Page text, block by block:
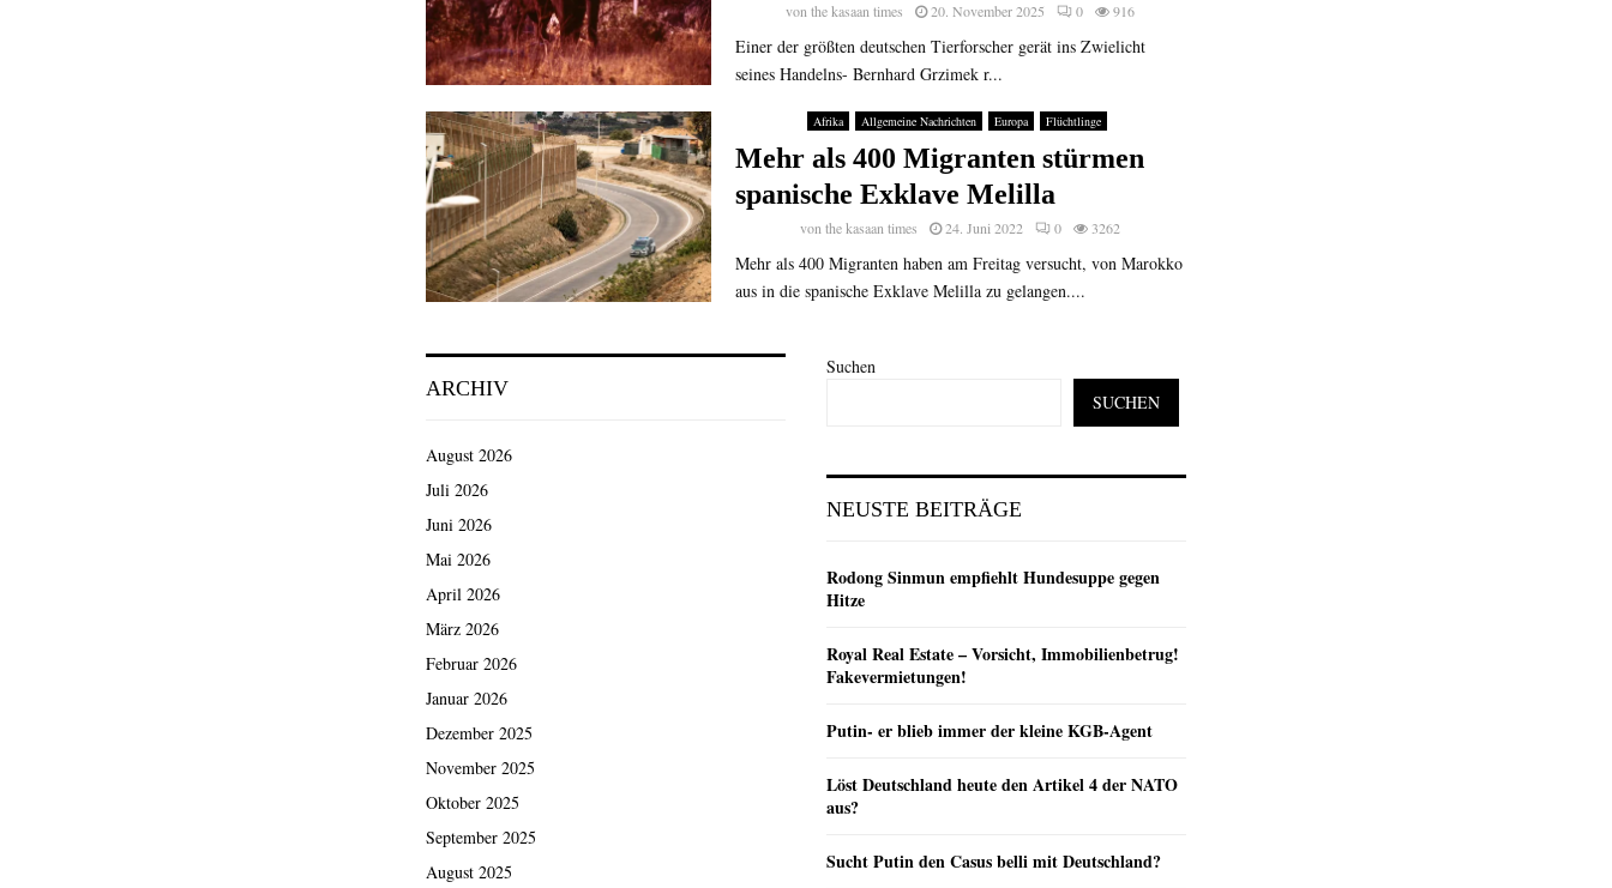
vonthe kasaan times 20. November 2025 0 916
Einer der größten deutschen Tierforscher gerät ins Zwielicht
seines Handelns- Bernhard Grzimek r...
Afrika Allgemeine Nachrichten Europa Flüchtlinge
Mehr als 400 Migranten stürmen
spanische Exklave Melilla
vonthe kasaan times 24. Juni 2022 0 3262
Mehr als 400 Migranten haben am Freitag versucht, von Marokko
aus in die spanische Exklave Melilla zu gelangen....
ARCHIV
August 2026
Juli 2026
Juni 2026
Mai 2026
April 2026
März 2026
Februar 2026
Januar 2026
Dezember 2025
November 2025
Oktober 2025
September 2025
August 2025
Suchen
SUCHEN
NEUSTE BEITRÄGE
Rodong Sinmun empfiehlt Hundesuppe gegen
Hitze
Royal Real Estate – Vorsicht, Immobilienbetrug!
Fakevermietungen!
Putin- er blieb immer der kleine KGB-Agent
Löst Deutschland heute den Artikel 4 der NATO
aus?
Sucht Putin den Casus belli mit Deutschland?